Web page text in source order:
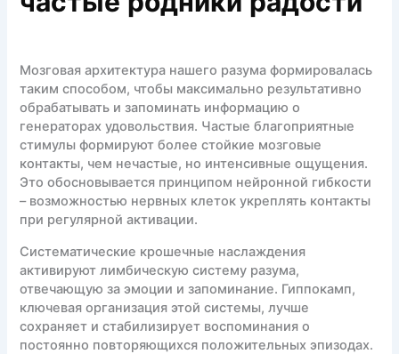
Мозговая архитектура нашего разума формировалась
таким способом, чтобы максимально результативно
обрабатывать и запоминать информацию о
генераторах удовольствия. Частые благоприятные
стимулы формируют более стойкие мозговые
контакты, чем нечастые, но интенсивные ощущения.
Это обосновывается принципом нейронной гибкости
– возможностью нервных клеток укреплять контакты
при регулярной активации.
Систематические крошечные наслаждения
активируют лимбическую систему разума,
отвечающую за эмоции и запоминание. Гиппокамп,
ключевая организация этой системы, лучше
сохраняет и стабилизирует воспоминания о
постоянно повторяющихся положительных эпизодах.